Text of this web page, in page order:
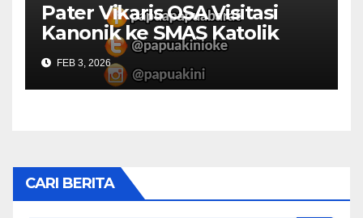
Pater Vikaris OSA Visitasi
Kanonik ke SMAS Katolik
Villanova Manokwari
FEB 3, 2026
CARI BERITA